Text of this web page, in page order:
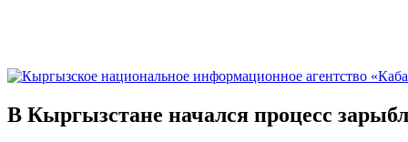
В Кыргызстане начался процесс